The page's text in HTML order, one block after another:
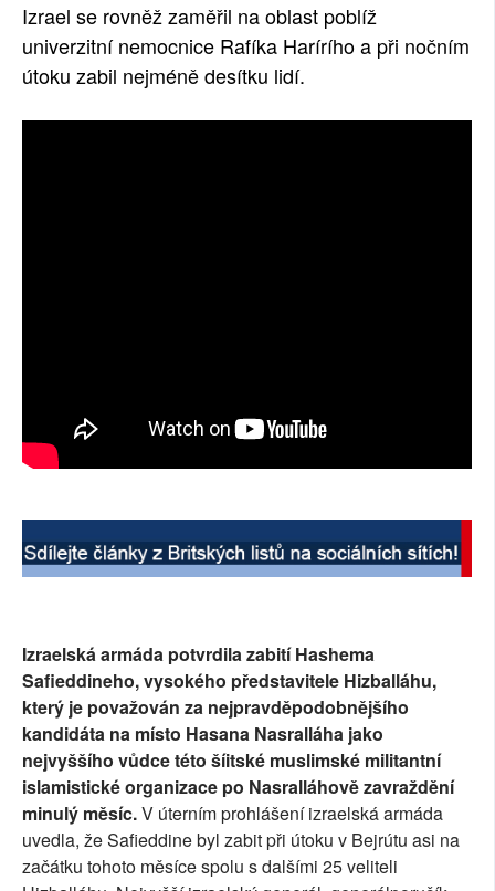
Izrael se rovněž zaměřil na oblast poblíž
univerzitní nemocnice Rafíka Harírího a při nočním
útoku zabil nejméně desítku lidí.
Izraelská armáda potvrdila zabití Hashema
Safieddineho, vysokého představitele Hizballáhu,
který je považován za nejpravděpodobnějšího
kandidáta na místo Hasana Nasralláha jako
nejvyššího vůdce této šíitské muslimské militantní
islamistické organizace po Nasralláhově zavraždění
minulý měsíc.V úterním prohlášení izraelská armáda
uvedla, že Safieddine byl zabit při útoku v Bejrútu asi na
začátku tohoto měsíce spolu s dalšími 25 veliteli